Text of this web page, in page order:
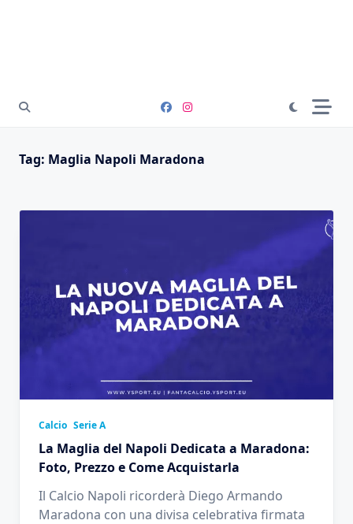
Tag: Maglia Napoli Maradona
Calcio Serie A
La Maglia del Napoli Dedicata a Maradona:
Foto, Prezzo e Come Acquistarla
Il Calcio Napoli ricorderà Diego Armando
Maradona con una divisa celebrativa firmata